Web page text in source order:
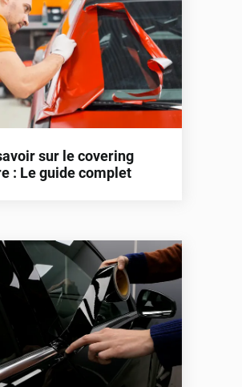
sur le covering
: Le guide complet